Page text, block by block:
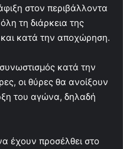
στον περιβάλλοντα
τη διάρκεια της
κατά την αποχώρηση.
κατά την
οι θύρες θα ανοίξουν
του αγώνα, δηλαδή
έχουν προσέλθει στο